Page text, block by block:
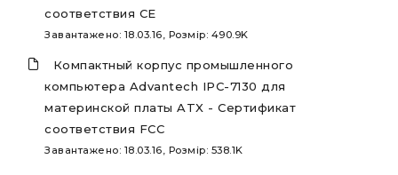
соответствия CE
Завантажено: 18.03.16, Розмір: 490.9K
Компактный корпус промышленного
компьютера Advantech IPC-7130 для
материнской платы ATX - Сертификат
соответствия FCC
Завантажено: 18.03.16, Розмір: 538.1K